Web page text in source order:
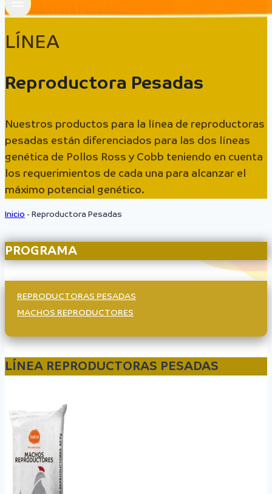
Reproductora Pesadas
LÍNEA
Reproductora Pesadas
Nuestros productos para la línea de reproductoras
pesadas están diferenciados para las dos líneas
genética de Pollos Ross y Cobb teniendo en cuenta
los requerimientos de cada una para alcanzar el
máximo potencial genético.
Inicio - Reproductora Pesadas
PROGRAMA
REPRODUCTORAS PESADAS
MACHOS REPRODUCTORES
LÍNEA REPRODUCTORAS PESADAS